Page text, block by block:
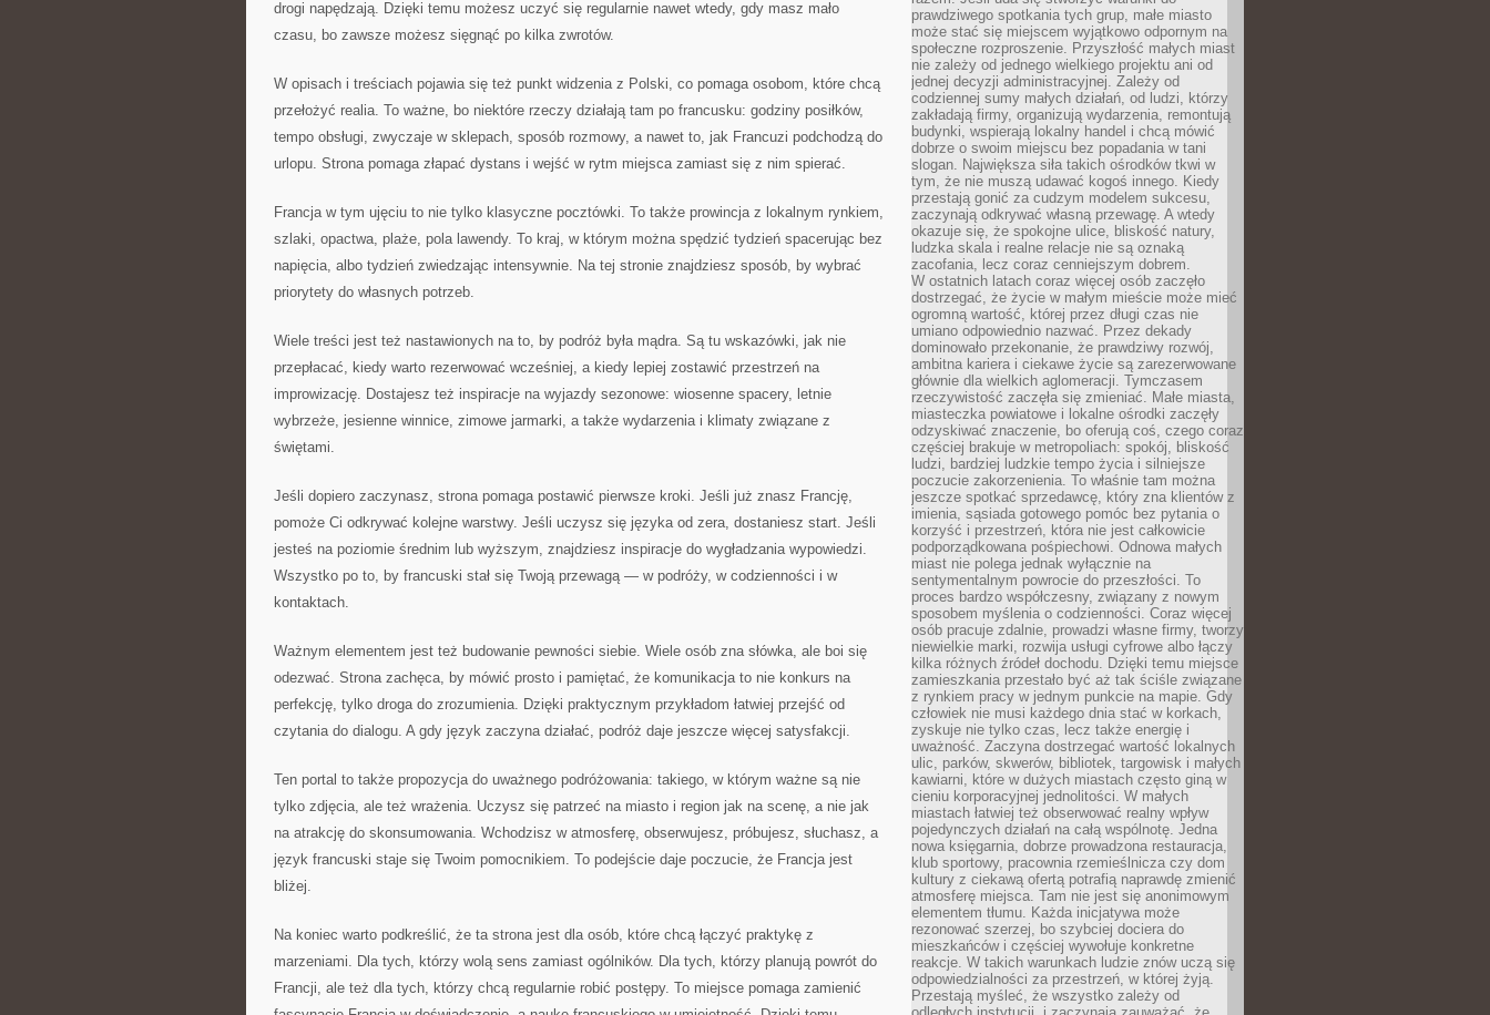
drogi napędzają. Dzięki temu możesz uczyć się regularnie nawet wtedy, gdy masz mało
czasu, bo zawsze możesz sięgnąć po kilka zwrotów.
W opisach i treściach pojawia się też punkt widzenia z Polski, co pomaga osobom, które chcą
przełożyć realia. To ważne, bo niektóre rzeczy działają tam po francusku: godziny posiłków,
tempo obsługi, zwyczaje w sklepach, sposób rozmowy, a nawet to, jak Francuzi podchodzą do
urlopu. Strona pomaga złapać dystans i wejść w rytm miejsca zamiast się z nim spierać.
Francja w tym ujęciu to nie tylko klasyczne pocztówki. To także prowincja z lokalnym rynkiem,
szlaki, opactwa, plaże, pola lawendy. To kraj, w którym można spędzić tydzień spacerując bez
napięcia, albo tydzień zwiedzając intensywnie. Na tej stronie znajdziesz sposób, by wybrać
priorytety do własnych potrzeb.
Wiele treści jest też nastawionych na to, by podróż była mądra. Są tu wskazówki, jak nie
przepłacać, kiedy warto rezerwować wcześniej, a kiedy lepiej zostawić przestrzeń na
improwizację. Dostajesz też inspiracje na wyjazdy sezonowe: wiosenne spacery, letnie
wybrzeże, jesienne winnice, zimowe jarmarki, a także wydarzenia i klimaty związane z
świętami.
Jeśli dopiero zaczynasz, strona pomaga postawić pierwsze kroki. Jeśli już znasz Francję,
pomoże Ci odkrywać kolejne warstwy. Jeśli uczysz się języka od zera, dostaniesz start. Jeśli
jesteś na poziomie średnim lub wyższym, znajdziesz inspiracje do wygładzania wypowiedzi.
Wszystko po to, by francuski stał się Twoją przewagą — w podróży, w codzienności i w
kontaktach.
Ważnym elementem jest też budowanie pewności siebie. Wiele osób zna słówka, ale boi się
odezwać. Strona zachęca, by mówić prosto i pamiętać, że komunikacja to nie konkurs na
perfekcję, tylko droga do zrozumienia. Dzięki praktycznym przykładom łatwiej przejść od
czytania do dialogu. A gdy język zaczyna działać, podróż daje jeszcze więcej satysfakcji.
Ten portal to także propozycja do uważnego podróżowania: takiego, w którym ważne są nie
tylko zdjęcia, ale też wrażenia. Uczysz się patrzeć na miasto i region jak na scenę, a nie jak
na atrakcję do skonsumowania. Wchodzisz w atmosferę, obserwujesz, próbujesz, słuchasz, a
język francuski staje się Twoim pomocnikiem. To podejście daje poczucie, że Francja jest
bliżej.
Na koniec warto podkreślić, że ta strona jest dla osób, które chcą łączyć praktykę z
marzeniami. Dla tych, którzy wolą sens zamiast ogólników. Dla tych, którzy planują powrót do
Francji, ale też dla tych, którzy chcą regularnie robić postępy. To miejsce pomaga zamienić
prawdziwego spotkania tych grup, małe miasto
może stać się miejscem wyjątkowo odpornym na
społeczne rozproszenie. Przyszłość małych miast
nie zależy od jednego wielkiego projektu ani od
jednej decyzji administracyjnej. Zależy od
codziennej sumy małych działań, od ludzi, którzy
zakładają firmy, organizują wydarzenia, remontują
budynki, wspierają lokalny handel i chcą mówić
dobrze o swoim miejscu bez popadania w tani
slogan. Największa siła takich ośrodków tkwi w
tym, że nie muszą udawać kogoś innego. Kiedy
przestają gonić za cudzym modelem sukcesu,
zaczynają odkrywać własną przewagę. A wtedy
okazuje się, że spokojne ulice, bliskość natury,
ludzka skala i realne relacje nie są oznaką
zacofania, lecz coraz cenniejszym dobrem.
W ostatnich latach coraz więcej osób zaczęło
dostrzegać, że życie w małym mieście może mieć
ogromną wartość, której przez długi czas nie
umiano odpowiednio nazwać. Przez dekady
dominowało przekonanie, że prawdziwy rozwój,
ambitna kariera i ciekawe życie są zarezerwowane
głównie dla wielkich aglomeracji. Tymczasem
rzeczywistość zaczęła się zmieniać. Małe miasta,
miasteczka powiatowe i lokalne ośrodki zaczęły
odzyskiwać znaczenie, bo oferują coś, czego coraz
częściej brakuje w metropoliach: spokój, bliskość
ludzi, bardziej ludzkie tempo życia i silniejsze
poczucie zakorzenienia. To właśnie tam można
jeszcze spotkać sprzedawcę, który zna klientów z
imienia, sąsiada gotowego pomóc bez pytania o
korzyść i przestrzeń, która nie jest całkowicie
podporządkowana pośpiechowi. Odnowa małych
miast nie polega jednak wyłącznie na
sentymentalnym powrocie do przeszłości. To
proces bardzo współczesny, związany z nowym
sposobem myślenia o codzienności. Coraz więcej
osób pracuje zdalnie, prowadzi własne firmy, tworzy
niewielkie marki, rozwija usługi cyfrowe albo łączy
kilka różnych źródeł dochodu. Dzięki temu miejsce
zamieszkania przestało być aż tak ściśle związane
z rynkiem pracy w jednym punkcie na mapie. Gdy
człowiek nie musi każdego dnia stać w korkach,
zyskuje nie tylko czas, lecz także energię i
uważność. Zaczyna dostrzegać wartość lokalnych
ulic, parków, skwerów, bibliotek, targowisk i małych
kawiarni, które w dużych miastach często giną w
cieniu korporacyjnej jednolitości. W małych
miastach łatwiej też obserwować realny wpływ
pojedynczych działań na całą wspólnotę. Jedna
nowa księgarnia, dobrze prowadzona restauracja,
klub sportowy, pracownia rzemieślnicza czy dom
kultury z ciekawą ofertą potrafią naprawdę zmienić
atmosferę miejsca. Tam nie jest się anonimowym
elementem tłumu. Każda inicjatywa może
rezonować szerzej, bo szybciej dociera do
mieszkańców i częściej wywołuje konkretne
reakcje. W takich warunkach ludzie znów uczą się
odpowiedzialności za przestrzeń, w której żyją.
Przestają myśleć, że wszystko zależy od